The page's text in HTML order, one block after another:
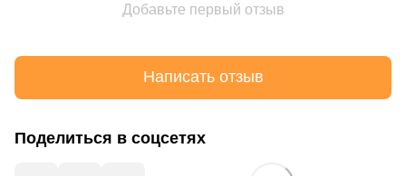
Добавьте первый отзыв
Написать отзыв
Поделиться в соцсетях